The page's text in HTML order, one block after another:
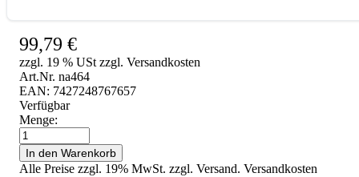
99,79 €
zzgl. 19 % USt zzgl. Versandkosten
Art.Nr. na464
EAN: 7427248767657
Verfügbar
Menge:
2
x
Nadelhalter
In den Warenkorb
Alle Preise zzgl. 19% MwSt. zzgl. Versand. Versandkosten